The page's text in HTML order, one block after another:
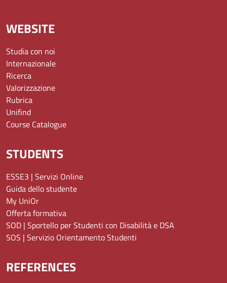
WEBSITE
Studia con noi
Internazionale
Ricerca
Valorizzazione
Rubrica
Unifind
Course Catalogue
STUDENTS
ESSE3 | Servizi Online
Guida dello studente
My UniOr
Offerta formativa
SOD | Sportello per Studenti con Disabilità e DSA
SOS | Servizio Orientamento Studenti
REFERENCES